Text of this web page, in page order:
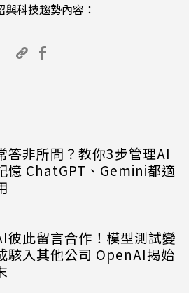
科技趨勢內容：
答非所問？教你3步管理AI
憶 ChatGPT、Gemini都適
彼此留言合作！模型測試變
駭入其他公司 OpenAI揭始